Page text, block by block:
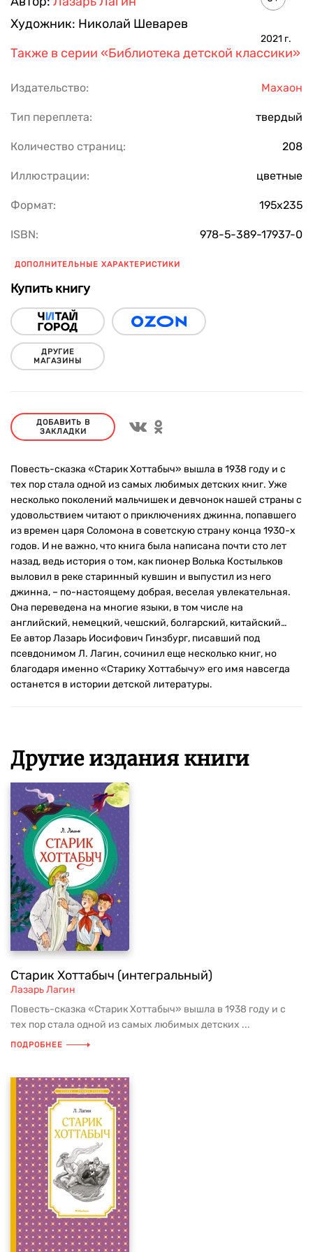
Художник: Николай Шеварев
2021 г.
Также в серии «Библиотека детской классики»
Издательство: Махаон
Тип переплета: твердый
Количество страниц: 208
Иллюстрации: цветные
Формат: 195х235
ISBN: 978-5-389-17937-0
ДОПОЛНИТЕЛЬНЫЕ ХАРАКТЕРИСТИКИ
Купить книгу
ДРУГИЕ
МАГАЗИНЫ
ДОБАВИТЬ В
ЗАКЛАДКИ
Повесть-сказка «Старик Хоттабыч» вышла в 1938 году и с
тех пор стала одной из самых любимых детских книг. Уже
несколько поколений мальчишек и девчонок нашей страны с
удовольствием читают о приключениях джинна, попавшего
из времен царя Соломона в советскую страну конца 1930-х
годов. И не важно, что книга была написана почти сто лет
назад, ведь история о том, как пионер Волька Костыльков
выловил в реке старинный кувшин и выпустил из него
джинна, – по-настоящему добрая, веселая увлекательная.
Она переведена на многие языки, в том числе на
английский, немецкий, чешский, болгарский, китайский…
Ее автор Лазарь Иосифович Гинзбург, писавший под
псевдонимом Л. Лагин, сочинил еще несколько книг, но
благодаря именно «Старику Хоттабычу» его имя навсегда
останется в истории детской литературы.
Другие издания книги
Старик Хоттабыч (интегральный)
Лазарь Лагин
Повесть-сказка «Старик Хоттабыч» вышла в 1938 году и с
тех пор стала одной из самых любимых детских ...
ПОДРОБНЕЕ